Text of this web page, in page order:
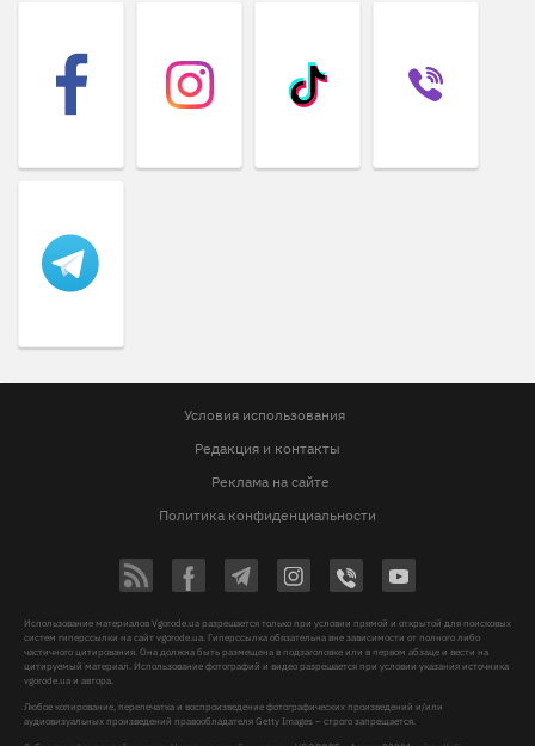
Условия использования
Редакция и контакты
Реклама на сайте
Политика конфиденциальности
Использование материалов Vgorode.ua разрешается только при условии прямой и открытой для поисковых
систем гиперссылки на сайт vgorode.ua. Гиперссылка обязательна вне зависимости от полного либо
частичного цитирования. Она должна быть размещена в подзаголовке или в первом абзаце и вести на
цитируемый материал. Использование фотографий и видео разрешается при условии указания источника
vgorode.ua и автора.
Любое копирование, перепечатка и воспроизведение фотографических произведений и/или
аудиовизуальных произведений правообладателя Getty Images – строго запрещается.